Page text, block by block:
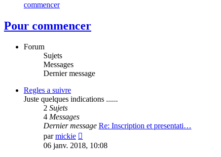
commencer
Pour commencer
Forum
Sujets
Messages
Dernier message
Regles a suivre
Juste quelques indications ......
2 Sujets
4 Messages
Dernier message Re: Inscription et presentati…
parmickie
le
dernier
06 janv. 2018, 10:08